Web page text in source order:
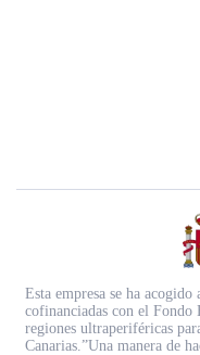
Esta empresa se ha
cofinanciadas con el Fondo
regiones ultraperiféricas
Canarias.”Una manera de